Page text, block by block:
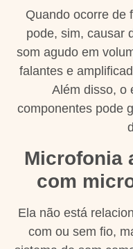
Quando ocorre de
pode, sim, causar
som agudo em
falantes e
Além disso, o
componentes pode
Microfonia
com
Ela não está
com ou sem fio,